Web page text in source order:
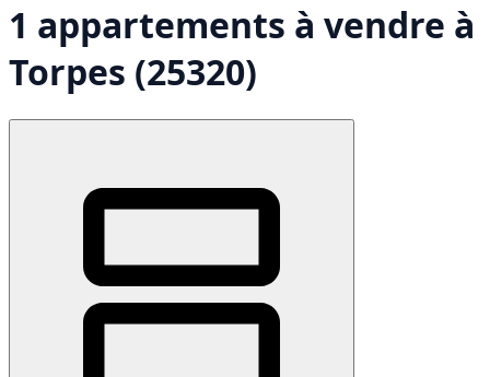
1 appartements à vendre à
Torpes (25320)